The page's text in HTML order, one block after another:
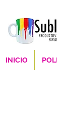
INICIO